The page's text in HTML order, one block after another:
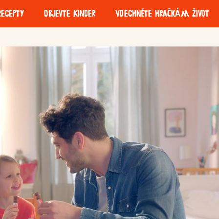
Kinder Milk Slice
Coco Kinder Paradiso
Objevte Kinder
Odpovědné
získávání zdrojů
Udržitelnost obalů
Vdechněte hračkám život